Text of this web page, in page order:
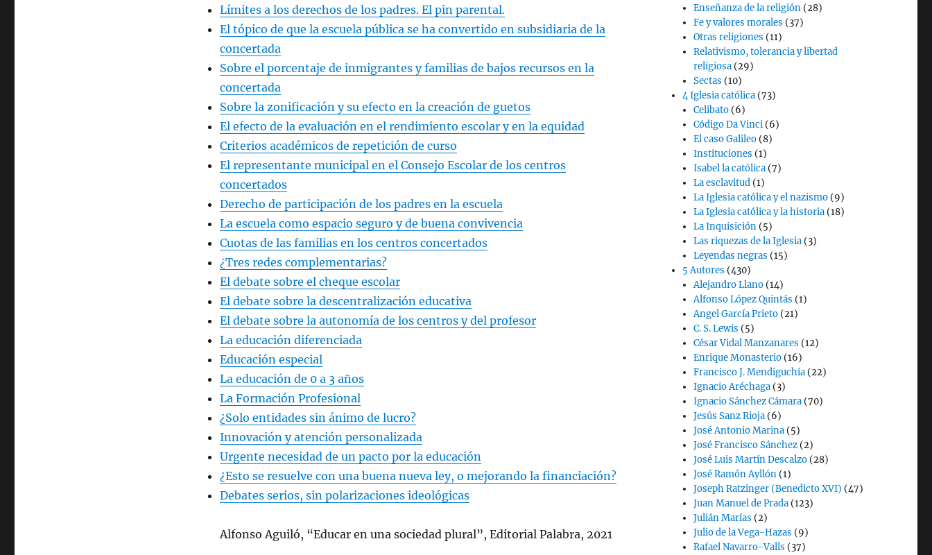
Límites a los derechos de los padres. El pin parental.
El tópico de que la escuela pública se ha convertido en subsidiaria de la
concertada
Sobre el porcentaje de inmigrantes y familias de bajos recursos en la
concertada
Sobre la zonificación y su efecto en la creación de guetos
El efecto de la evaluación en el rendimiento escolar y en la equidad
Criterios académicos de repetición de curso
El representante municipal en el Consejo Escolar de los centros
concertados
Derecho de participación de los padres en la escuela
La escuela como espacio seguro y de buena convivencia
Cuotas de las familias en los centros concertados
¿Tres redes complementarias?
El debate sobre el cheque escolar
El debate sobre la descentralización educativa
El debate sobre la autonomía de los centros y del profesor
La educación diferenciada
Educación especial
La educación de 0 a 3 años
La Formación Profesional
¿Solo entidades sin ánimo de lucro?
Innovación y atención personalizada
Urgente necesidad de un pacto por la educación
¿Esto se resuelve con una buena nueva ley, o mejorando la financiación?
Debates serios, sin polarizaciones ideológicas
Alfonso Aguiló, “Educar en una sociedad plural”, Editorial Palabra, 2021
Enseñanza de la religión (28)
Fe y valores morales (37)
Otras religiones (11)
Relativismo, tolerancia y libertad
religiosa (29)
Sectas (10)
4 Iglesia católica (73)
Celibato (6)
Código Da Vinci (6)
El caso Galileo (8)
Instituciones (1)
Isabel la católica (7)
La esclavitud (1)
La Iglesia católica y el nazismo (9)
La Iglesia católica y la historia (18)
La Inquisición (5)
Las riquezas de la Iglesia (3)
Leyendas negras (15)
5 Autores (430)
Alejandro Llano (14)
Alfonso López Quintás (1)
Angel García Prieto (21)
C. S. Lewis (5)
César Vidal Manzanares (12)
Enrique Monasterio (16)
Francisco J. Mendiguchía (22)
Ignacio Aréchaga (3)
Ignacio Sánchez Cámara (70)
Jesús Sanz Rioja (6)
José Antonio Marina (5)
José Francisco Sánchez (2)
José Luis Martín Descalzo (28)
José Ramón Ayllón (1)
Joseph Ratzinger (Benedicto XVI) (47)
Juan Manuel de Prada (123)
Julián Marías (2)
Julio de la Vega-Hazas (9)
Rafael Navarro-Valls (37)